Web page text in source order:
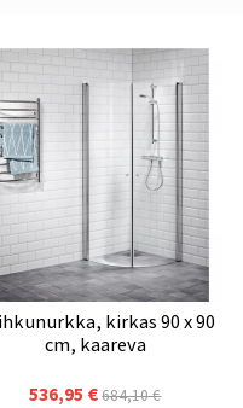
kirkas 90 x 90
cm, kaareva
536,95 € 684,10 €